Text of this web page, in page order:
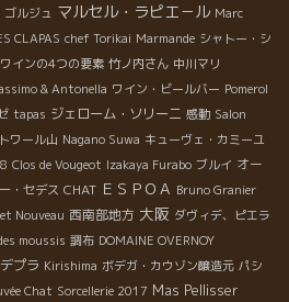
ゴルジュ マルセル・ラピエ－ル Marc
CLAPAS chef Torikai Marmande シャトー・シ
ワインの4つの要素 竹ノ内さん 中川マリ
& Antonella ワイン・ビールバー Pomerol
tapas ジェローム・ソリーニ 感動 Salon
ワール山 Nagano Suwa キューヴェ・カミーユ
Clos de Vougeot Izakaya Furabo ブルイ オー
・セデス CHAT ＥＳＰＯＡ Bruno Granier
Nouveau 西南部地方 大阪 ダヴィデ、ピエラ
moussis 調布 DOMAINE OVERNOY
プラ Kirishima ボデガ・カウゾン醸造元 パシ
Chat Sorcellerie 2017 Mas Pellisser